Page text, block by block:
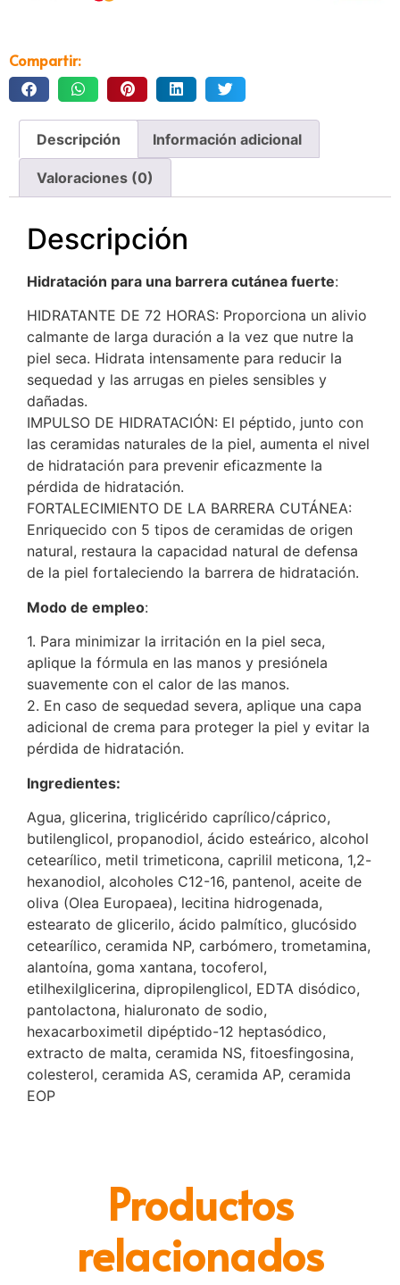
Compartir:
Descripción Información adicional
Valoraciones (0)
Descripción
Hidratación para una barrera cutánea fuerte:
HIDRATANTE DE 72 HORAS: Proporciona un alivio
calmante de larga duración a la vez que nutre la
piel seca. Hidrata intensamente para reducir la
sequedad y las arrugas en pieles sensibles y
dañadas.
IMPULSO DE HIDRATACIÓN: El péptido, junto con
las ceramidas naturales de la piel, aumenta el nivel
de hidratación para prevenir eficazmente la
pérdida de hidratación.
FORTALECIMIENTO DE LA BARRERA CUTÁNEA:
Enriquecido con 5 tipos de ceramidas de origen
natural, restaura la capacidad natural de defensa
de la piel fortaleciendo la barrera de hidratación.
Modo de empleo:
1. Para minimizar la irritación en la piel seca,
aplique la fórmula en las manos y presiónela
suavemente con el calor de las manos.
2. En caso de sequedad severa, aplique una capa
adicional de crema para proteger la piel y evitar la
pérdida de hidratación.
Ingredientes:
Agua, glicerina, triglicérido caprílico/cáprico,
butilenglicol, propanodiol, ácido esteárico, alcohol
cetearílico, metil trimeticona, caprilil meticona, 1,2-
hexanodiol, alcoholes C12-16, pantenol, aceite de
oliva (Olea Europaea), lecitina hidrogenada,
estearato de glicerilo, ácido palmítico, glucósido
cetearílico, ceramida NP, carbómero, trometamina,
alantoína, goma xantana, tocoferol,
etilhexilglicerina, dipropilenglicol, EDTA disódico,
pantolactona, hialuronato de sodio,
hexacarboximetil dipéptido-12 heptasódico,
extracto de malta, ceramida NS, fitoesfingosina,
colesterol, ceramida AS, ceramida AP, ceramida
EOP
Productos
relacionados